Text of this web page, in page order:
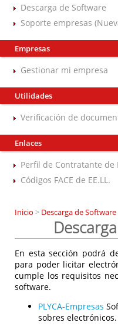
Descarga de Software
Soporte empresas
Empresas
Gestionar mi empresa
Utilidades
Verificación de
Enlaces
Perfil de Contratante de
Códigos FACE de EE.LL.
Inicio > Descarga de Software
En esta sección podrá
para poder licitar
cumple los requisitos
software.
PLYCA-Empresas
sobres electrónicos.